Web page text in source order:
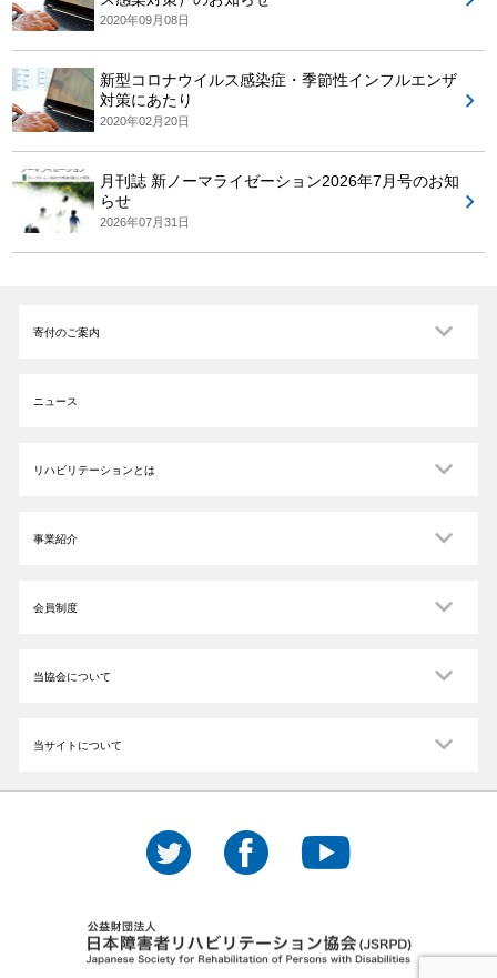
2020年09月08日
新型コロナウイルス感染症・季節性インフルエンザ
対策にあたり
2020年02月20日
月刊誌 新ノーマライゼーション2026年7月号のお知
らせ
2026年07月31日
寄付のご案内
ニュース
リハビリテーションとは
事業紹介
会員制度
当協会について
当サイトについて